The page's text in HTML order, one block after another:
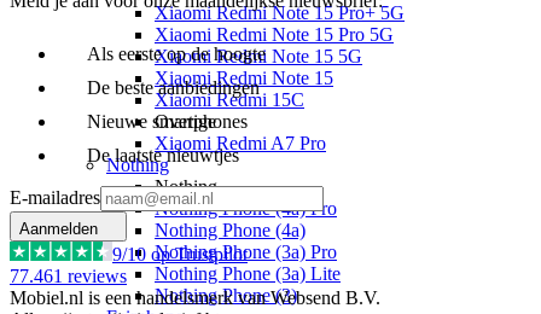
Xiaomi Redmi Note 15 Pro+ 5G
Xiaomi Redmi Note 15 Pro 5G
Xiaomi Redmi Note 15 5G
Xiaomi Redmi Note 15
Xiaomi Redmi 15C
Overige
Xiaomi Redmi A7 Pro
Nothing
Nothing
Nothing Phone (4a) Pro
Nothing Phone (4a)
Nothing Phone (3a) Pro
Nothing Phone (3a) Lite
Nothing Phone (3)
Als eerste op de hoogte
De beste aanbiedingen
Nieuwe smartphones
De laatste nieuwtjes
E-mailadres
Aanmelden
9/10 op Trustpilot
77.461 reviews
Mobiel.nl is een handelsmerk van Websend B.V.